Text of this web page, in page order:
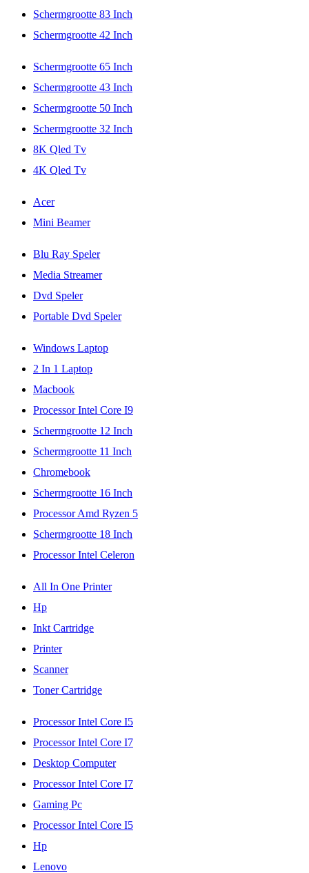
Schermgrootte 83 Inch
Schermgrootte 42 Inch
Schermgrootte 65 Inch
Schermgrootte 43 Inch
Schermgrootte 50 Inch
Schermgrootte 32 Inch
8K Qled Tv
4K Qled Tv
Acer
Mini Beamer
Blu Ray Speler
Media Streamer
Dvd Speler
Portable Dvd Speler
Windows Laptop
2 In 1 Laptop
Macbook
Processor Intel Core I9
Schermgrootte 12 Inch
Schermgrootte 11 Inch
Chromebook
Schermgrootte 16 Inch
Processor Amd Ryzen 5
Schermgrootte 18 Inch
Processor Intel Celeron
All In One Printer
Hp
Inkt Cartridge
Printer
Scanner
Toner Cartridge
Processor Intel Core I5
Processor Intel Core I7
Desktop Computer
Processor Intel Core I7
Gaming Pc
Processor Intel Core I5
Hp
Lenovo